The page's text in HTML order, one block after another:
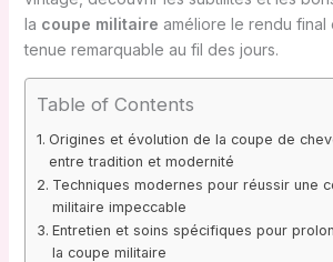
la coupe militaire améliore le rendu final
tenue remarquable au fil des jours.
Table of Contents
Origines et évolution de la coupe de
entre tradition et modernité
Techniques modernes pour réussir une
militaire impeccable
Entretien et soins spécifiques pour
la coupe militaire